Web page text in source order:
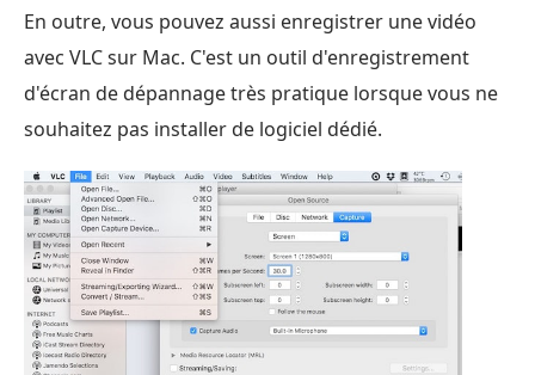
En outre, vous pouvez aussi enregistrer une vidéo
avec VLC sur Mac. C'est un outil d'enregistrement
d'écran de dépannage très pratique lorsque vous ne
souhaitez pas installer de logiciel dédié.